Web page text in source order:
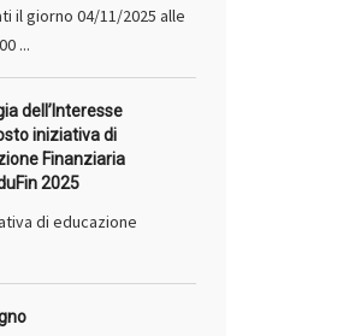
il giorno 04/11/2025 alle
...
dell’Interesse
iniziativa di
Finanziaria
2025
di educazione